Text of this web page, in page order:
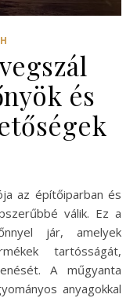
és
válik. Ez a
jár, amelyek
tartósságát,
A műgyanta
anyagokkal